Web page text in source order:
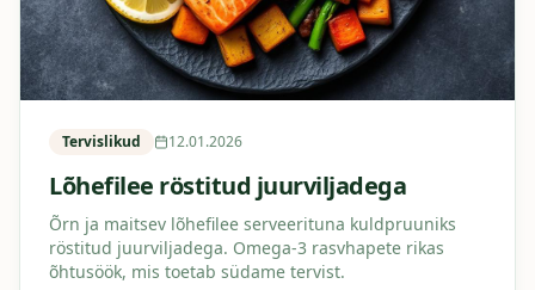
Tervislikud 12.01.2026
Lõhefilee röstitud juurviljadega
Õrn ja maitsev lõhefilee serveerituna kuldpruuniks
röstitud juurviljadega. Omega-3 rasvhapete rikas
õhtusöök, mis toetab südame tervist.